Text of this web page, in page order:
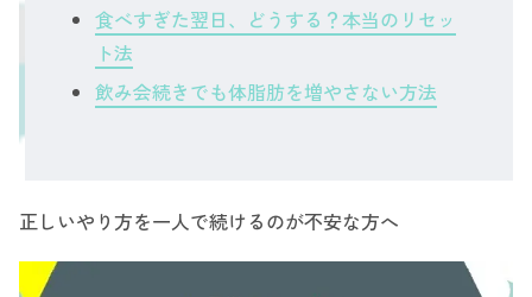
食べすぎた翌日、どうする？本当のリセッ
ト法
飲み会続きでも体脂肪を増やさない方法
正しいやり方を一人で続けるのが不安な方へ